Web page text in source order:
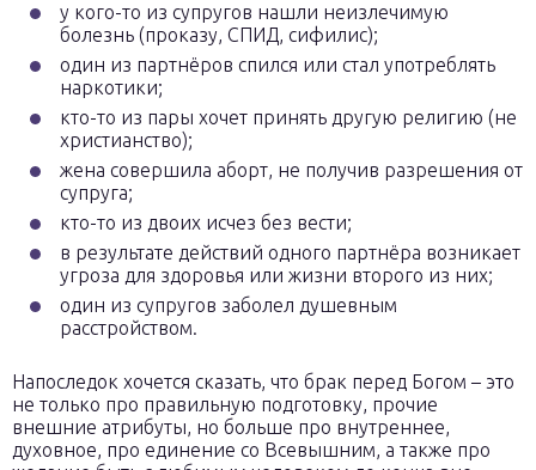
у кого-то из супругов нашли неизлечимую
болезнь (проказу, СПИД, сифилис);
один из партнёров спился или стал употреблять
наркотики;
кто-то из пары хочет принять другую религию (не
христианство);
жена совершила аборт, не получив разрешения от
супруга;
кто-то из двоих исчез без вести;
в результате действий одного партнёра возникает
угроза для здоровья или жизни второго из них;
один из супругов заболел душевным
расстройством.
Напоследок хочется сказать, что брак перед Богом – это
не только про правильную подготовку, прочие
внешние атрибуты, но больше про внутреннее,
духовное, про единение со Всевышним, а также про